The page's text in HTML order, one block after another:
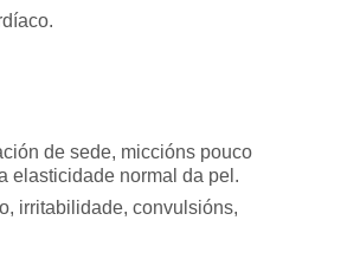
de sede, miccións pouco
elasticidade normal da pel.
irritabilidade, convulsións,